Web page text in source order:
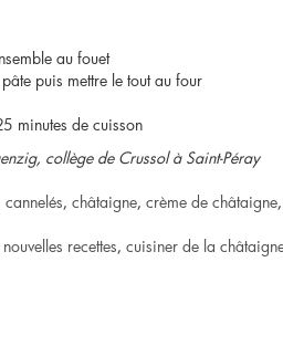
au fouet
puis mettre le tout au four
minutes de cuisson
collège de Crussol à Saint-Péray
cannelés, châtaigne, crème de châtaigne,
recettes, cuisiner de la